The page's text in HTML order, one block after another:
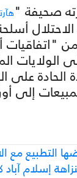
صحيفة "
الولايات
الحادة على
إلى
التطبيع مع
إسلام